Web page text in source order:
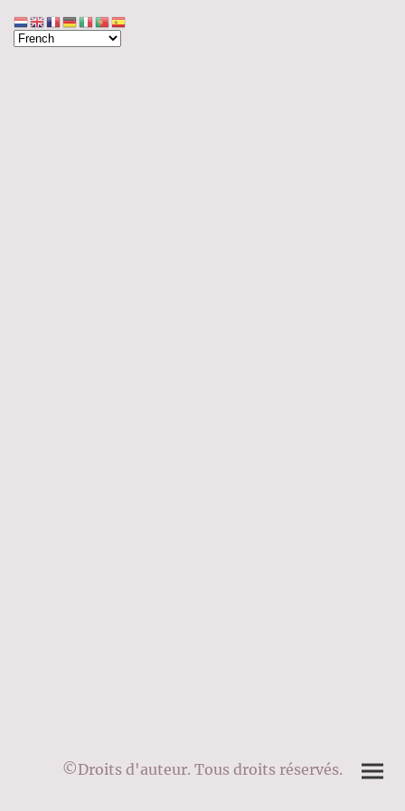
©Droits d'auteur. Tous droits réservés.